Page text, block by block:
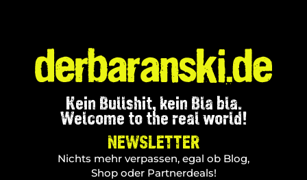
Kein Bullshit, kein Bla bla.
Welcome to the real world!
NEWSLETTER
Nichts mehr verpassen, egal ob Blog,
Shop oder Partnerdeals!